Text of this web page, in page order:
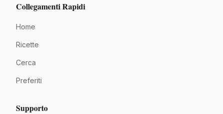
Collegamenti Rapidi
Home
Ricette
Cerca
Preferiti
Supporto